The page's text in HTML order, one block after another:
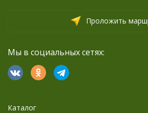
Проложить
Мы в социальных сетях:
Каталог